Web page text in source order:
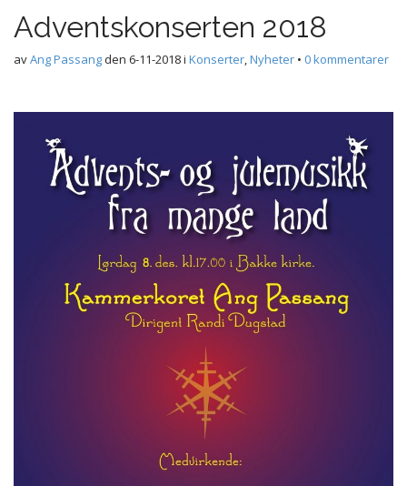
Adventskonserten 2018
avAng Passangden 6-11-2018i Konserter,Nyheter • 0 kommentarer